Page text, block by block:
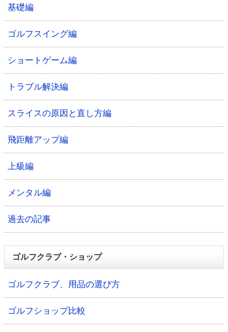
基礎編
ゴルフスイング編
ショートゲーム編
トラブル解決編
スライスの原因と直し方編
飛距離アップ編
上級編
メンタル編
過去の記事
ゴルフクラブ・ショップ
ゴルフクラブ、用品の選び方
ゴルフショップ比較